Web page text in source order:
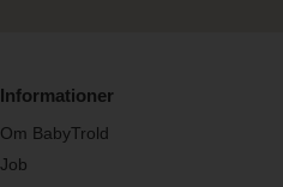
Informationer
Om BabyTrold
Job